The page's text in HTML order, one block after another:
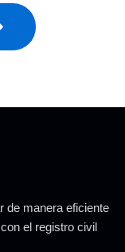
de manera eficiente
el registro civil